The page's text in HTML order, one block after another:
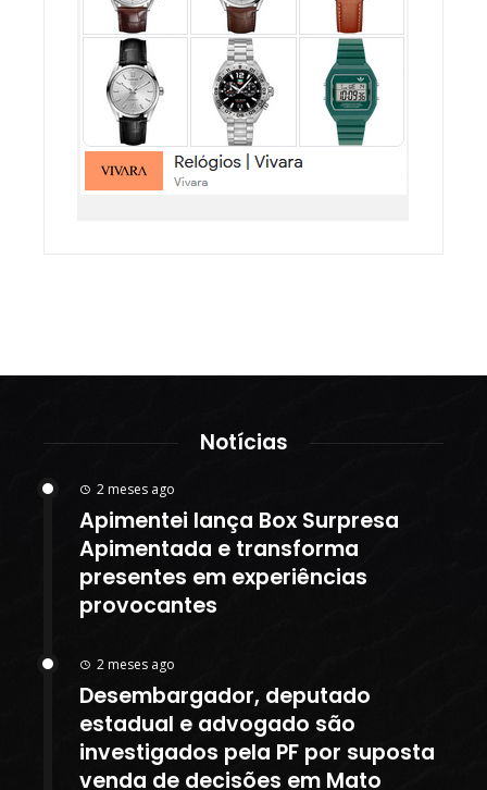
Notícias
2 meses ago
Apimentei lança Box Surpresa
Apimentada e transforma
presentes em experiências
provocantes
2 meses ago
Desembargador, deputado
estadual e advogado são
investigados pela PF por suposta
venda de decisões em Mato